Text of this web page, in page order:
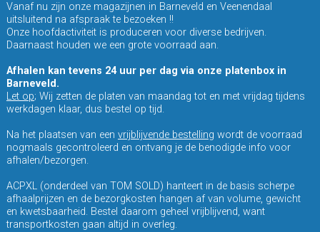
Vanaf nu zijn onze magazijnen in Barneveld en Veenendaal
uitsluitend na afspraak te bezoeken !!
Onze hoofdactiviteit is produceren voor diverse bedrijven.
Daarnaast houden we een grote voorraad aan.
Afhalen kan tevens 24 uur per dag via onze platenbox in
Barneveld.
Let op; Wij zetten de platen van maandag tot en met vrijdag tijdens
werkdagen klaar, dus bestel op tijd.
Na het plaatsen van een vrijblijvende bestelling wordt de voorraad
nogmaals gecontroleerd en ontvang je de benodigde info voor
afhalen/bezorgen.
ACPXL (onderdeel van TOM SOLD) hanteert in de basis scherpe
afhaalprijzen en de bezorgkosten hangen af van volume, gewicht
en kwetsbaarheid. Bestel daarom geheel vrijblijvend, want
transportkosten gaan altijd in overleg.